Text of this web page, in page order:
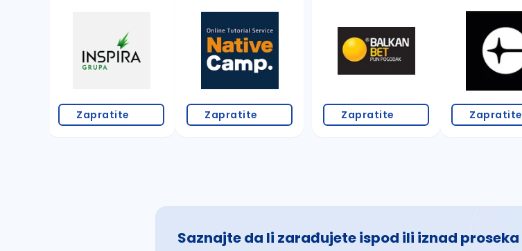
Zapratite Zapratite Zapratite Zapratite
Saznajte da li zarađujete ispod ili iznad proseka